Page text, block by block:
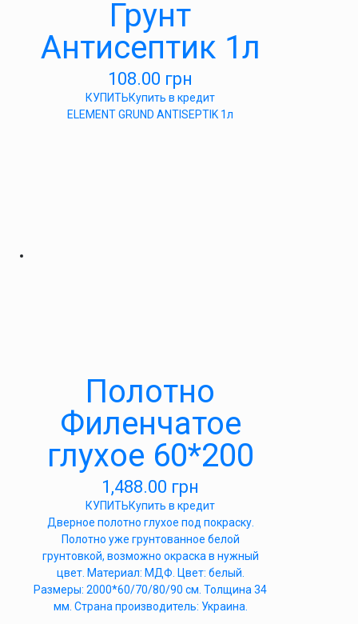
Грунт
Антисептик 1л
108.00 грн
КУПИТЬКупить в кредит
ELEMENT GRUND ANTISEPTIK 1л
Полотно
Филенчатое
глухое 60*200
1,488.00 грн
КУПИТЬКупить в кредит
Дверное полотно глухое под покраску.
Полотно уже грунтованное белой
грунтовкой, возможно окраска в нужный
цвет. Материал: МДФ. Цвет: белый.
Размеры: 2000*60/70/80/90 см. Толщина 34
мм. Страна производитель: Украина.